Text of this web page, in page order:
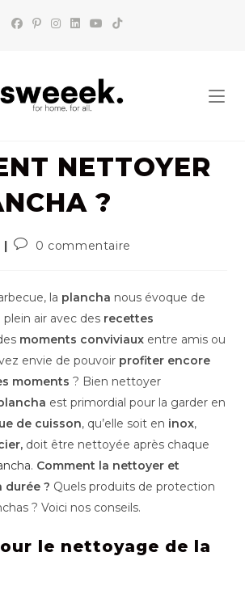
NETTOYER
?
Commentaires
publication :
0 commentaire
la plancha nous évoque de
air avec des recettes
moments conviviaux entre amis ou
envie de pouvoir profiter encore
moments ? Bien nettoyer
est primordial pour la garder en
de cuisson, qu’elle soit en inox,
doit être nettoyée après chaque
. Comment la nettoyer et
durée ? Quels produits de protection
? Voici nos conseils.
le nettoyage de la